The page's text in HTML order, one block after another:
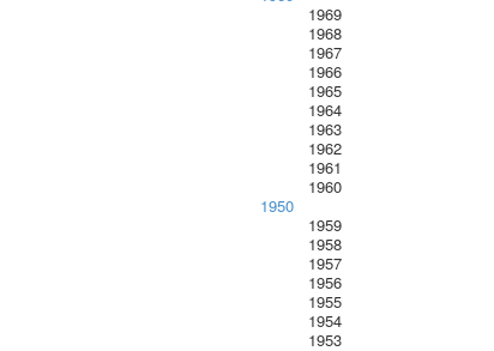
1969
1968
1967
1966
1965
1964
1963
1962
1961
1960
1950
1959
1958
1957
1956
1955
1954
1953